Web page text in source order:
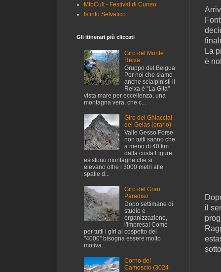
La
è
il
MtbCult - Festival di Cuneo
Istinto Selvatico
Gli itinerari più cliccati
Giro del Monte
Reixa
Gruppo del Beigua
Per noi che siamo
anche scialpinisti il
Reixa è "La Gita"
vista mare per eccellenza, una
montagna vera, che c...
Giro dei Ghiacciai
del Gelas (orario)
Valle Gesso Forse
non tutti sanno che
a meno di 40 km
dalla costa Ligure
esistono montagne che si
elevano oltre i 3000 metri alle
spalle d...
Giro del Gran
Paradiso
Dopo settimane di
studio e
organizzazione,
l'impresa! Come
per tutti i giri al cospetto dei
"4000" bisogna essere molto
motiva...
Corno del
Camoscio (3024